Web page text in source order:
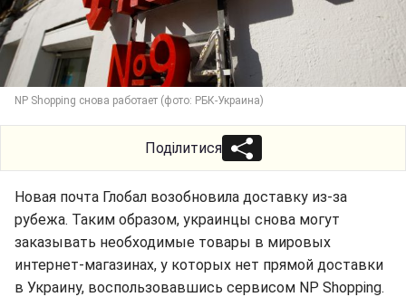
NP Shopping снова работает (фото: РБК-Украина)
Поділитися
Новая почта Глобал возобновила доставку из-за
рубежа. Таким образом, украинцы снова могут
заказывать необходимые товары в мировых
интернет-магазинах, у которых нет прямой доставки
в Украину, воспользовавшись сервисом NP Shopping.